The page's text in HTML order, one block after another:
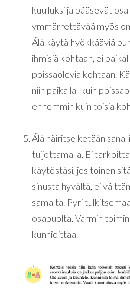
kuulluksi ja pääsevät
ymmärrettävää myös
Älä käytä hyökkääviä
ihmisiä kohtaan, ei
poissaolevia kohtaan.
niin paikalla- kuin
ennemmin kuin toisia
Älä häiritse ketään
tuijottamalla. Ei
käytöstäsi, jos toinen
sinusta hyvältä, ei
samalta. Pyri
osapuolta. Varmin
kunnioittaa.